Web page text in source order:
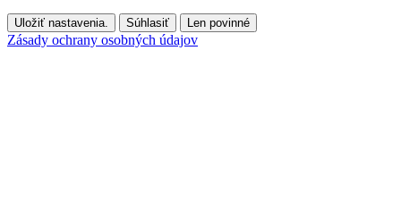
Uložiť nastavenia. Súhlasiť Len povinné
Zásady ochrany osobných údajov